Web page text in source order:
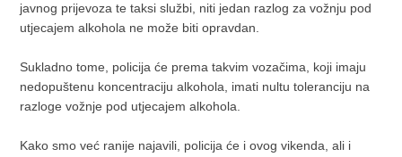
javnog prijevoza te taksi službi, niti jedan razlog za vožnju pod
utjecajem alkohola ne može biti opravdan.
Sukladno tome, policija će prema takvim vozačima, koji imaju
nedopuštenu koncentraciju alkohola, imati nultu toleranciju na
razloge vožnje pod utjecajem alkohola.
Kako smo već ranije najavili, policija će i ovog vikenda, ali i